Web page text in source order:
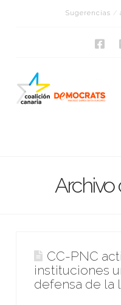
Sugerencias /
Archivo
CC-PNC
instituciones
defensa de la